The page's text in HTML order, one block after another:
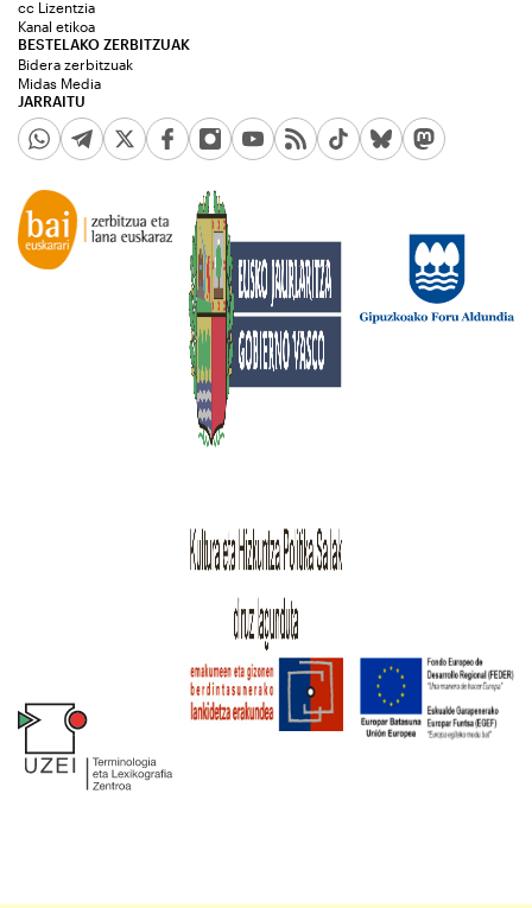
JARRAITU
cc Lizentzia
Kanal etikoa
BESTELAKO ZERBITZUAK
Bidera zerbitzuak
Midas Media